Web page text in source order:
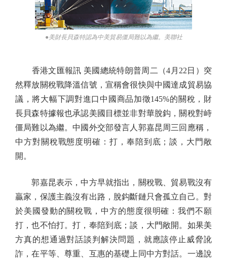
●美財長貝森特認為中美貿易僵局難以為繼。美聯社
香港文匯報訊 美國總統特朗普周二（4月22日）突
然釋放關稅戰降溫信號，宣稱會很快與中國達成貿易協
議，將大幅下調對進口中國商品加徵145%的關稅，財
長貝森特據報也承認美國目標並非對華脫鈎，關稅對峙
僵局難以為繼。中國外交部發言人郭嘉昆周三回應稱，
中方對關稅戰態度明確：打，奉陪到底；談，大門敞
開。
郭嘉昆表示，中方早就指出，關稅戰、貿易戰沒有
贏家，保護主義沒有出路，脫鈎斷鏈只會孤立自己。對
於美國發動的關稅戰，中方的態度很明確：我們不願
打，也不怕打。打，奉陪到底；談，大門敞開。如果美
方真的想通過對話談判解決問題，就應該停止威脅訛
詐，在平等、尊重、互惠的基礎上同中方對話。一邊說